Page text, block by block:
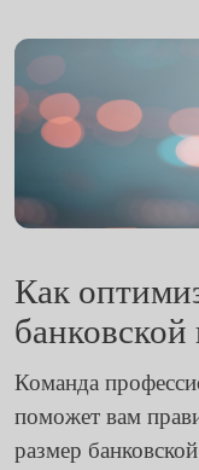
Как
банковской
Команда
поможет вам
размер